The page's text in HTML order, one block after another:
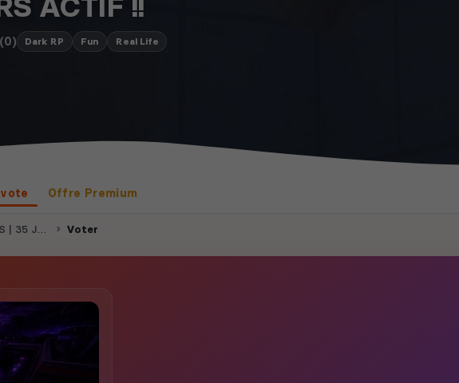
(0) Dark RP Fun Real Life
Offre Premium
ACTIF !! Voter